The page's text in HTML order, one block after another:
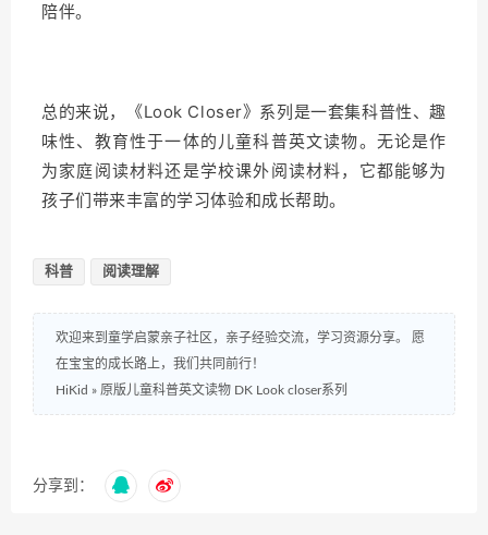
陪伴。
总的来说，《Look Closer》系列是一套集科普性、趣
味性、教育性于一体的儿童科普英文读物。 无论是作
为家庭阅读材料还是学校课外阅读材料，它都能够为
孩子们带来丰富的学习体验和成长帮助。
科普 阅读理解
欢迎来到童学启蒙亲子社区，亲子经验交流，学习资源分享。 愿
在宝宝的成长路上，我们共同前行！
HiKid » 原版儿童科普英文读物 DK Look closer系列
分享到：